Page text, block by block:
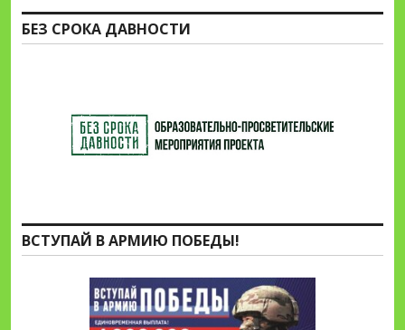
БЕЗ СРОКА ДАВНОСТИ
ВСТУПАЙ В АРМИЮ ПОБЕДЫ!